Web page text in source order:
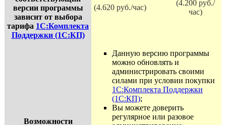
версии программы
зависит от выбора
тарифа 1С:Комплекта
Поддержки (1С:КП)
(4.620 руб./час)
(4.200 руб./
час)
Возможности
Данную версию программы
можно обновлять и
администрировать своими
силами при условии покупки
1С:Комплекта Поддержки
(1С:КП);
Вы можете доверить
регулярное или разовое